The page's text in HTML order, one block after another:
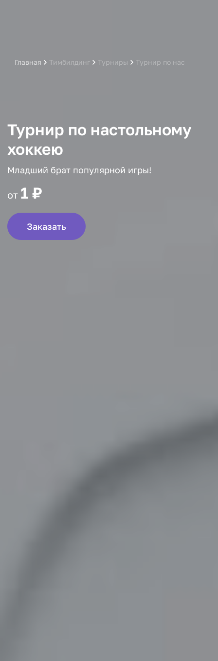
Главная Тимбилдинг Турниры Турнир по
Турнир по настольному
хоккею
Младший брат популярной игры!
от 1 ₽
Заказать